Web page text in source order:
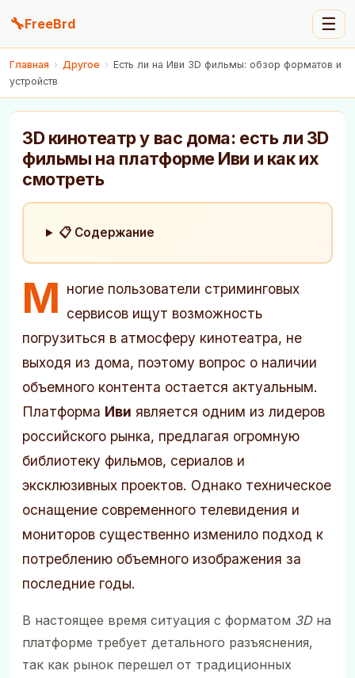
🔧FreeBrd ☰
Главная › Другое › Есть ли на Иви 3D фильмы: обзор форматов и
устройств
3D кинотеатр у вас дома: есть ли 3D
фильмы на платформе Иви и как их
смотреть
📋 Содержание
М ногие пользователи стриминговых
сервисов ищут возможность
погрузиться в атмосферу кинотеатра, не
выходя из дома, поэтому вопрос о наличии
объемного контента остается актуальным.
Платформа Иви является одним из лидеров
российского рынка, предлагая огромную
библиотеку фильмов, сериалов и
эксклюзивных проектов. Однако техническое
оснащение современного телевидения и
мониторов существенно изменило подход к
потреблению объемного изображения за
последние годы.
В настоящее время ситуация с форматом 3Dна
платформе требует детального разъяснения,
так как рынок перешел от традиционных